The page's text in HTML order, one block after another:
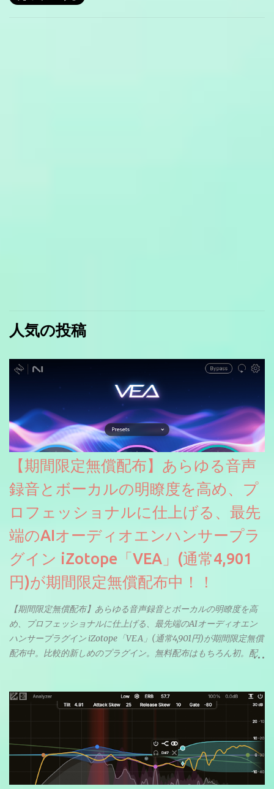
人気の投稿
【期間限定無償配布】あらゆる音声
録音とボーカルの明瞭度を高め、プ
ロフェッショナルに仕上げる、最先
端のAIオーディオエンハンサープラ
グイン iZotope「VEA」(通常4,901
円)が期間限定無償配布中！！
【期間限定無償配布】あらゆる音声録音とボーカルの明瞭度を高
め、プロフェッショナルに仕上げる、最先端のAIオーディオエン
ハンサープラグイン iZotope「VEA」(通常4,901円)が期間限定無償
配布中。比較的新しめのプラグイン。無料配布はもちろん初。配